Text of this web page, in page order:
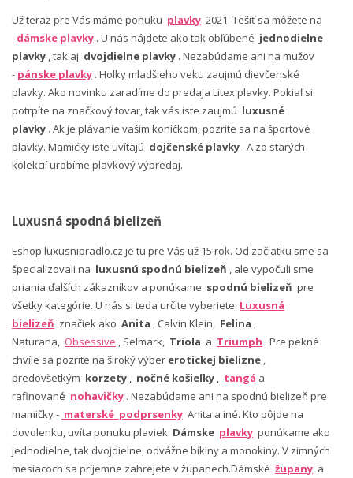
Už teraz pre Vás máme ponuku plavky 2021. Tešiť sa môžete na
dámske plavky . U nás nájdete ako tak obľúbené jednodielne
plavky , tak aj dvojdielne plavky . Nezabúdame ani na mužov
- pánske plavky . Holky mladšieho veku zaujmú dievčenské
plavky. Ako novinku zaradíme do predaja Litex plavky. Pokiaľ si
potrpíte na značkový tovar, tak vás iste zaujmú luxusné
plavky . Ak je plávanie vašim koníčkom, pozrite sa na športové
plavky. Mamičky iste uvítajú dojčenské plavky . A zo starých
kolekcií urobíme plavkový výpredaj.
Luxusná spodná bielizeň
Eshop luxusnipradlo.cz je tu pre Vás už 15 rok. Od začiatku sme sa
špecializovali na luxusnú spodnú bielizeň , ale vypočuli sme
priania ďalších zákazníkov a ponúkame spodnú bielizeň pre
všetky kategórie. U nás si teda určite vyberiete. Luxusná
bielizeň značiek ako Anita , Calvin Klein, Felina ,
Naturana, Obsessive , Selmark, Triola a Triumph . Pre pekné
chvíle sa pozrite na široký výber erotickej bielizne ,
predovšetkým korzety , nočné košieľky , tangá a
rafinované nohavičky . Nezabúdame ani na spodnú bielizeň pre
mamičky - materské podprsenky Anita a iné. Kto pôjde na
dovolenku, uvíta ponuku plaviek. Dámske plavky ponúkame ako
jednodielne, tak dvojdielne, odvážne bikiny a monokiny. V zimných
mesiacoch sa príjemne zahrejete v županech.Dámské župany a